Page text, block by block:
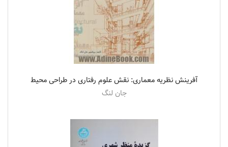
آفرینش نظریه معماری: نقش علوم رفتاری در طراحی محیط
جان لنگ